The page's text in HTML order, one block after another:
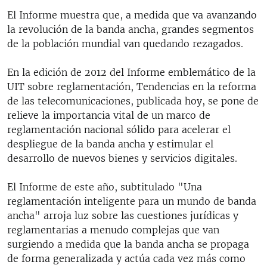
El Informe muestra que, a medida que va avanzando
la revolución de la banda ancha, grandes segmentos
de la población mundial van quedando rezagados.
En la edición de 2012 del Informe emblemático de la
UIT sobre reglamentación, Tendencias en la reforma
de las telecomunicaciones, publicada hoy, se pone de
relieve la importancia vital de un marco de
reglamentación nacional sólido para acelerar el
despliegue de la banda ancha y estimular el
desarrollo de nuevos bienes y servicios digitales.
El Informe de este año, subtitulado "Una
reglamentación inteligente para un mundo de banda
ancha" arroja luz sobre las cuestiones jurídicas y
reglamentarias a menudo complejas que van
surgiendo a medida que la banda ancha se propaga
de forma generalizada y actúa cada vez más como